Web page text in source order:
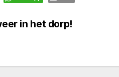
in het dorp!